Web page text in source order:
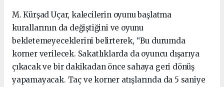
M. Kürşad Uçar, kalecilerin oyunu başlatma
kurallarının da değiştiğini ve oyunu
bekletemeyeceklerini belirterek, “Bu durumda
korner verilecek. Sakatlıklarda da oyuncu dışarıya
çıkacak ve bir dakikadan önce sahaya geri dönüş
yapamayacak. Taç ve korner atışlarında da 5 saniye